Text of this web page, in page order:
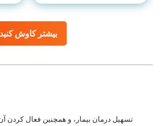
بیشتر کاوش کنید
تسهیل درمان بیمار، و همچنین فعال کردن